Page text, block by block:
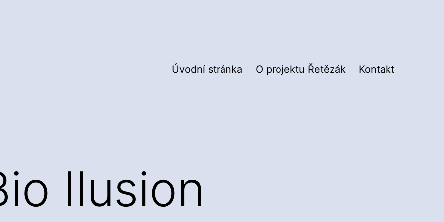
Úvodní stránka O projektu Řetězák Kontakt
Ilusion